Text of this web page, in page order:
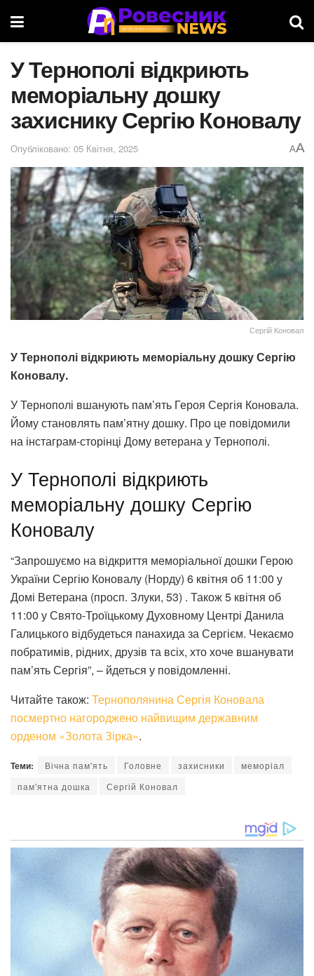
У Тернополі відкриють
меморіальну дошку
захиснику Сергію Коновалу
Опубліковано: 05 Квітня, 2025 AA
Сергій Коновал
У Тернополі відкриють меморіальну дошку Сергію
Коновалу.
У Тернополі вшанують пам’ять Героя Сергія Коновала.
Йому становлять пам’ятну дошку. Про це повідомили
на інстаграм-сторінці Дому ветерана у Тернополі.
У Тернополі відкриють
меморіальну дошку Сергію
Коновалу
“Запрошуємо на відкриття меморіальної дошки Герою
України Сергію Коновалу (Норду) 6 квітня об 11:00 у
Домі Ветерана (просп. Злуки, 53) . Також 5 квітня об
11:00 у Свято-Троїцькому Духовному Центрі Данила
Галицького відбудеться панахида за Сергієм. Чекаємо
побратимів, рідних, друзів та всіх, хто хоче вшанувати
пам’ять Сергія”, – йдеться у повідомленні.
Читайте також: Тернополянина Сергія Коновала
посмертно нагороджено найвищим державним
орденом «Золота Зірка».
Теми: Вічна пам'ять Головне захисники
меморіал
пам'ятна дошка
Сергій Коновал